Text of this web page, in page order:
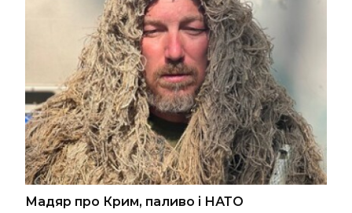
Мадяр про Крим, паливо і НАТО